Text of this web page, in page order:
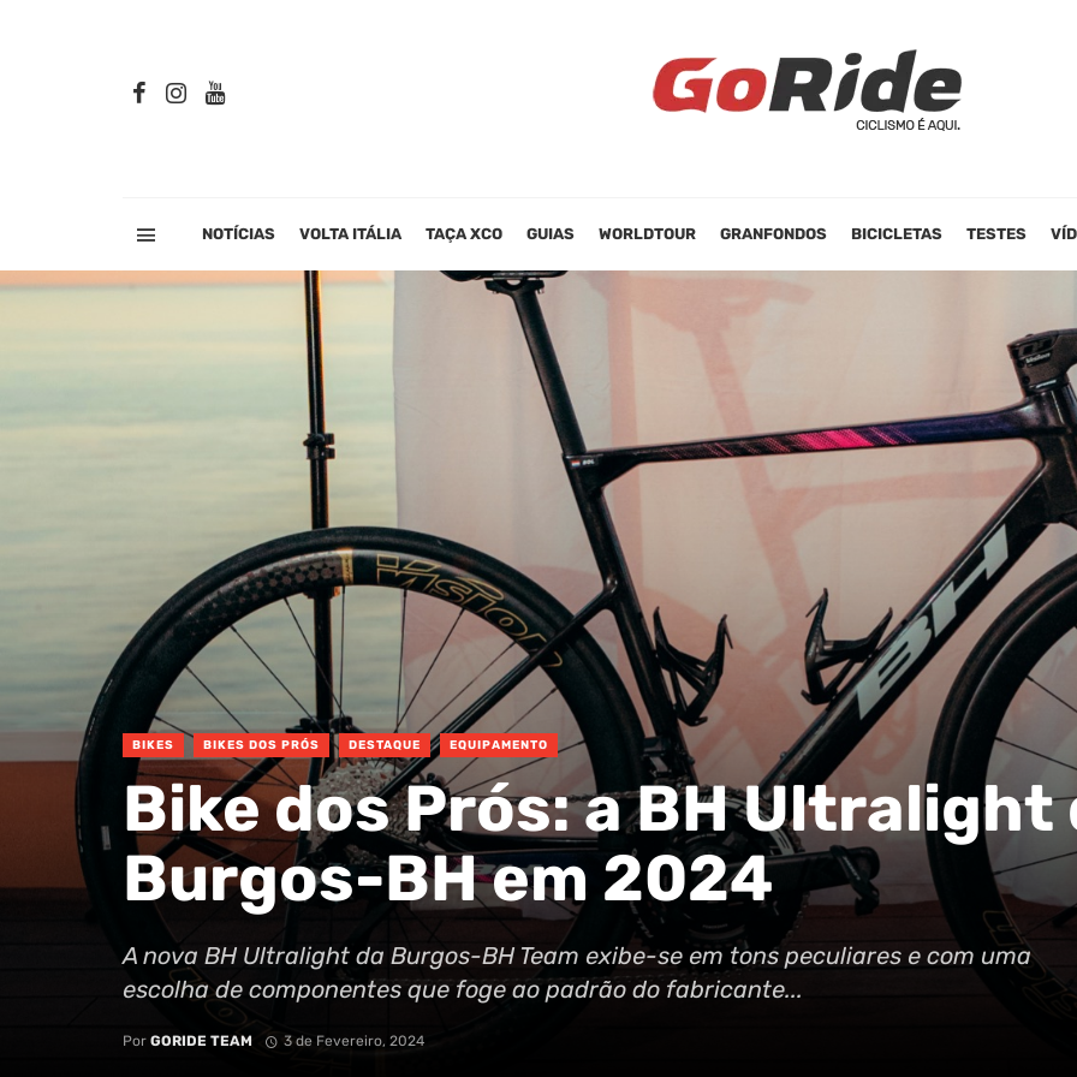
NOTÍCIAS VOLTA ITÁLIA TAÇA XCO GUIAS WORLDTOUR GRANFONDOS BICICLETAS TESTES
BIKES BIKES DOS PRÓS DESTAQUE EQUIPAMENTO
Bike dos Prós: a BH Ultralight
Burgos-BH em 2024
A nova BH Ultralight da Burgos-BH Team exibe-se em tons peculiares e com uma
escolha de componentes que foge ao padrão do fabricante...
Por GORIDE TEAM 3 de Fevereiro, 2024